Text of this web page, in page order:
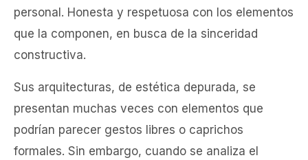
personal. Honesta y respetuosa con los elementos
que la componen, en busca de la sinceridad
constructiva.
Sus arquitecturas, de estética depurada, se
presentan muchas veces con elementos que
podrían parecer gestos libres o caprichos
formales. Sin embargo, cuando se analiza el